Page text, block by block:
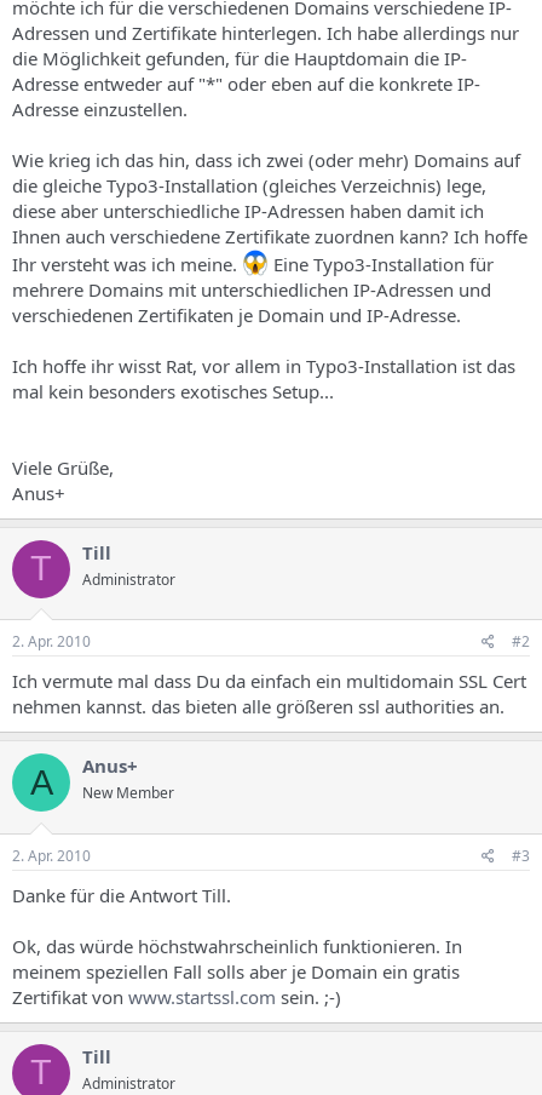
möchte ich für die verschiedenen Domains verschiedene IP-
Adressen und Zertifikate hinterlegen. Ich habe allerdings nur
die Möglichkeit gefunden, für die Hauptdomain die IP-
Adresse entweder auf "*" oder eben auf die konkrete IP-
Adresse einzustellen.
Wie krieg ich das hin, dass ich zwei (oder mehr) Domains auf
die gleiche Typo3-Installation (gleiches Verzeichnis) lege,
diese aber unterschiedliche IP-Adressen haben damit ich
Ihnen auch verschiedene Zertifikate zuordnen kann? Ich hoffe
Ihr versteht was ich meine.
Eine Typo3-Installation für
mehrere Domains mit unterschiedlichen IP-Adressen und
verschiedenen Zertifikaten je Domain und IP-Adresse.
Ich hoffe ihr wisst Rat, vor allem in Typo3-Installation ist das
mal kein besonders exotisches Setup...
Viele Grüße,
Anus+
T Till
Administrator
2. Apr. 2010 #2
Ich vermute mal dass Du da einfach ein multidomain SSL Cert
nehmen kannst. das bieten alle größeren ssl authorities an.
A Anus+
New Member
2. Apr. 2010 #3
Danke für die Antwort Till.
Ok, das würde höchstwahrscheinlich funktionieren. In
meinem speziellen Fall solls aber je Domain ein gratis
Zertifikat von www.startssl.com sein. ;-)
T Till
Administrator